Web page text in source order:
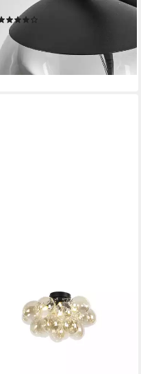
Beleuchtung
109,99 €
lieferbar - in 3-4 Werktagen bei dir